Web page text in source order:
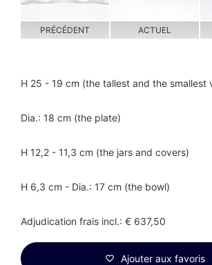
PRÉCÉDENT ACTUEL
H 25 - 19 cm (the tallest and the smallest
Dia.: 18 cm (the plate)
H 12,2 - 11,3 cm (the jars and covers)
H 6,3 cm - Dia.: 17 cm (the bowl)
Adjudication frais incl.: € 637,50
Ajouter aux favoris